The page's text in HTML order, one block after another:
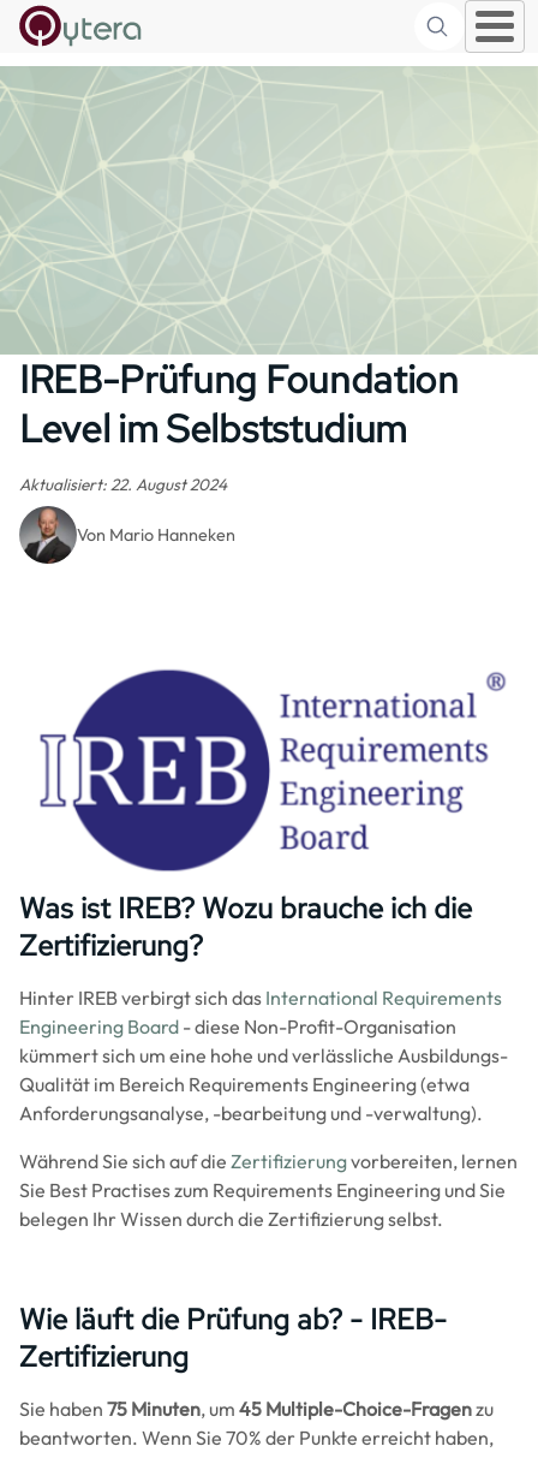
Skip to main content Suche
IREB-Prüfung Foundation
Level im Selbststudium
Aktualisiert: 22. August 2024
Von Mario Hanneken
Was ist IREB? Wozu brauche ich die
Zertifizierung?
Hinter IREB verbirgt sich das International Requirements
Engineering Board - diese Non-Profit-Organisation
kümmert sich um eine hohe und verlässliche Ausbildungs-
Qualität im Bereich Requirements Engineering (etwa
Anforderungsanalyse, -bearbeitung und -verwaltung).
Während Sie sich auf die Zertifizierungvorbereiten, lernen
Sie Best Practises zum Requirements Engineering und Sie
belegen Ihr Wissen durch die Zertifizierung selbst.
Wie läuft die Prüfung ab? - IREB-
Zertifizierung
Sie haben 75 Minuten, um 45 Multiple-Choice-Fragenzu
beantworten. Wenn Sie 70% der Punkte erreicht haben,